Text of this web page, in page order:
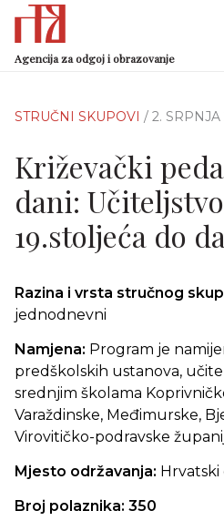
Agencija za odgoj i obrazovanje
STRUČNI SKUPOVI / 2. SRPNJA
Križevački
dani:
19.stoljeća do
Razina i vrsta stručnog
jednodnevni
Namjena: Program je
predškolskih ustanova,
srednjim školama
Varaždinske, Međimurske,
Virovitičko-podravske
Mjesto održavanja: Hrvatski
Broj polaznika: 350